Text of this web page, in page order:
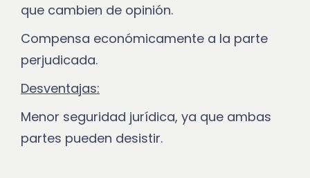
que cambien de opinión.
Compensa económicamente a la parte
perjudicada.
Desventajas:
Menor seguridad jurídica, ya que ambas
partes pueden desistir.